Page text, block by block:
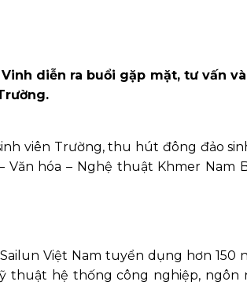
Vinh diễn ra buổi gặp mặt, tư vấn
viên Trường, thu hút đông đảo
hóa – Nghệ thuật Khmer Nam
Việt Nam tuyển dụng hơn 150
thuật hệ thống công nghiệp, ngôn